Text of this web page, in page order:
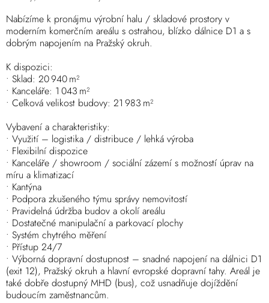
Nabízíme k pronájmu výrobní halu / skladové prostory v
moderním komerčním areálu s ostrahou, blízko dálnice D1 a s
dobrým napojením na Pražský okruh.
K dispozici:
• Sklad: 20 940 m²
• Kanceláře: 1 043 m²
• Celková velikost budovy: 21 983 m²
Vybavení a charakteristiky:
• Využití – logistika / distribuce / lehká výroba
• Flexibilní dispozice
• Kanceláře / showroom / sociální zázemí s možností úprav na
míru a klimatizací
• Kantýna
• Podpora zkušeného týmu správy nemovitostí
• Pravidelná údržba budov a okolí areálu
• Dostatečné manipulační a parkovací plochy
• Systém chytrého měření
• Přístup 24/7
• Výborná dopravní dostupnost – snadné napojení na dálnici D1
(exit 12), Pražský okruh a hlavní evropské dopravní tahy. Areál je
také dobře dostupný MHD (bus), což usnadňuje dojíždění
budoucím zaměstnancům.